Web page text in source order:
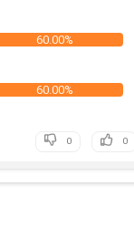
60.00%
60.00%